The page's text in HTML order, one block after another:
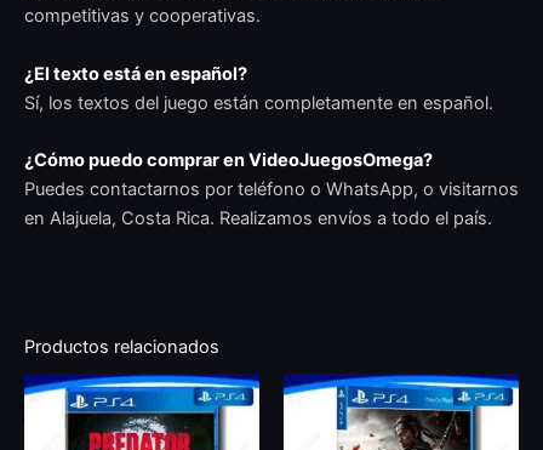
competitivas y cooperativas.
¿El texto está en español?
Sí, los textos del juego están completamente en español.
¿Cómo puedo comprar en VideoJuegosOmega?
Puedes contactarnos por teléfono o WhatsApp, o visitarnos
en Alajuela, Costa Rica. Realizamos envíos a todo el país.
Productos relacionados